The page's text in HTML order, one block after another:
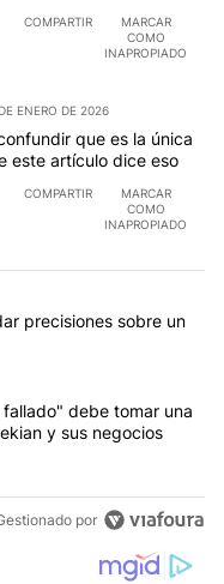
COMPARTIR
MARCAR
COMO
INAPROPIADO
ENERO DE 2026
que es la única
este artículo dice eso
COMPARTIR
MARCAR
COMO
INAPROPIADO
comentarios en los
Banco Central no pudo
precisiones sobre un
el
debe tomar una
y sus negocios
por